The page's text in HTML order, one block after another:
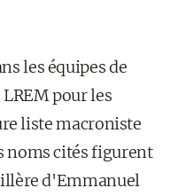
les équipes de
pour les
liste macroniste
noms cités figurent
d'Emmanuel